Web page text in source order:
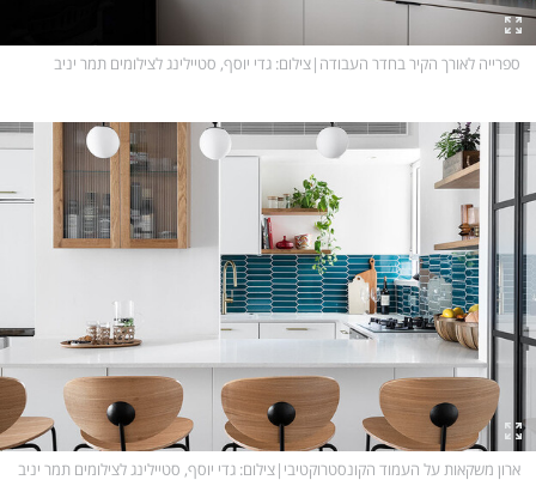
ספרייה לאורך הקיר בחדר העבודה |צילום: גדי יוסף, סטיילינג לצילומים תמר יניב
ארון משקאות על העמוד הקונסטרוקטיבי |צילום: גדי יוסף, סטיילינג לצילומים תמר יניב